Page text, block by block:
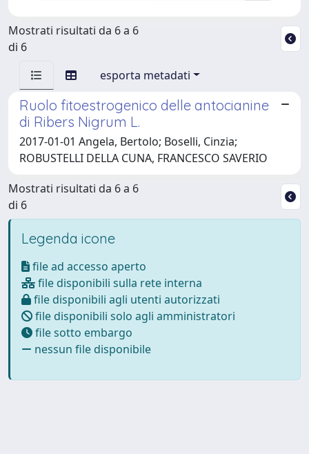
Mostrati risultati da 6 a 6
di 6
esporta metadati
Ruolo fitoestrogenico delle antocianine
di Ribers Nigrum L.
2017-01-01 Angela, Bertolo; Boselli, Cinzia;
ROBUSTELLI DELLA CUNA, FRANCESCO SAVERIO
Mostrati risultati da 6 a 6
di 6
Legenda icone
file ad accesso aperto
file disponibili sulla rete interna
file disponibili agli utenti autorizzati
file disponibili solo agli amministratori
file sotto embargo
nessun file disponibile